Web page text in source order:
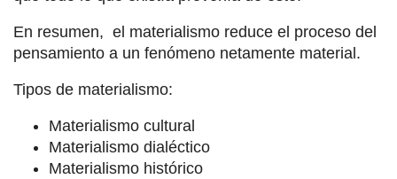
En resumen, el materialismo reduce el proceso del
pensamiento a un fenómeno netamente material.
Tipos de materialismo:
Materialismo cultural
Materialismo dialéctico
Materialismo histórico